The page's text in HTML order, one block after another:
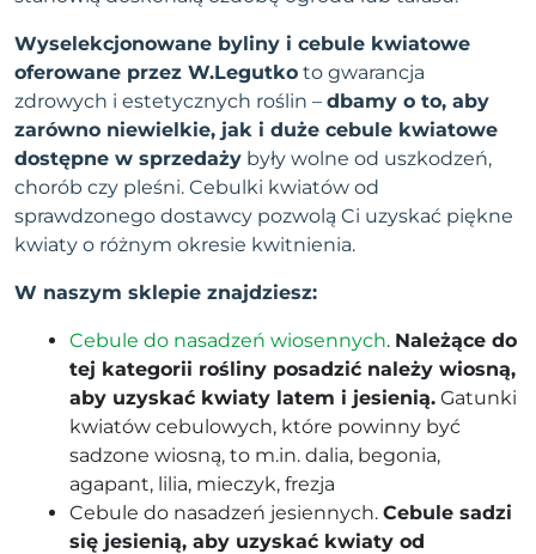
Wyselekcjonowane byliny i cebule kwiatowe
oferowane przez W.Legutko to gwarancja
zdrowych i estetycznych roślin – dbamy o to, aby
zarówno niewielkie, jak i duże cebule kwiatowe
dostępne w sprzedaży były wolne od uszkodzeń,
chorób czy pleśni. Cebulki kwiatów od
sprawdzonego dostawcy pozwolą Ci uzyskać piękne
kwiaty o różnym okresie kwitnienia.
W naszym sklepie znajdziesz:
Cebule do nasadzeń wiosennych. Należące do
tej kategorii rośliny posadzić należy wiosną,
aby uzyskać kwiaty latem i jesienią. Gatunki
kwiatów cebulowych, które powinny być
sadzone wiosną, to m.in. dalia, begonia,
agapant, lilia, mieczyk, frezja
Cebule do nasadzeń jesiennych. Cebule sadzi
się jesienią, aby uzyskać kwiaty od